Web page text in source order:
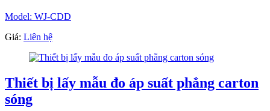
Model: WJ-CDD
Giá: Liên hệ
Thiết bị lấy mẫu đo áp suất phẳng carton
sóng